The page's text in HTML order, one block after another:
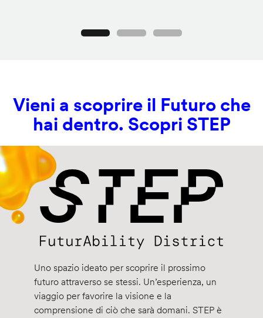
Vieni a scoprire il Futuro che
hai dentro. Scopri STEP
Uno spazio ideato per scoprire il prossimo
futuro attraverso se stessi. Un’esperienza, un
viaggio per favorire la visione e la
comprensione di ciò che sarà domani. STEP è